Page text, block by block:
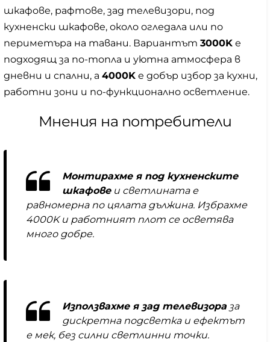
шкафове, рафтове, зад телевизори, под
кухненски шкафове, около огледала или по
периметъра на тавани. Вариантът 3000K е
подходящ за по-топла и уютна атмосфера в
дневни и спални, а 4000K е добър избор за кухни,
работни зони и по-функционално осветление.
Мнения на потребители
Монтирахме я под кухненските
шкафовеи светлината е
равномерна по цялата дължина. Избрахме
4000K и работният плот се осветява
много добре.
Използвахме я зад телевизора за
дискретна подсветка и ефектът
е мек, без силни светлинни точки.